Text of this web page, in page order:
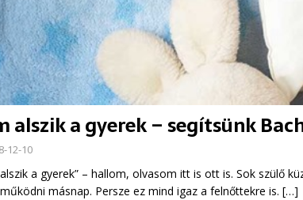
alszik a gyerek – segítsünk
12-10
a gyerek” – hallom, olvasom itt is ott is. Sok szülő
másnap. Persze ez mind igaz a felnőttekre is. […]